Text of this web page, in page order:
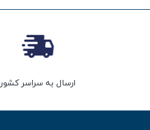
ارسال به سراسر کشور